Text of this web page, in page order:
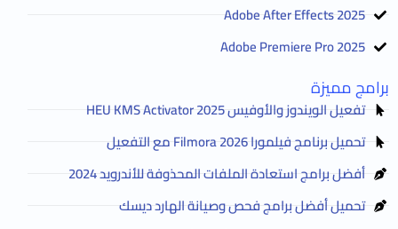
Adobe After Effects 2025
Adobe Premiere Pro 2025
برامج مميزة
تفعيل الويندوز والأوفيس HEU KMS Activator 2025
تحميل برنامج فيلمورا Filmora 2026 مع التفعيل
أفضل برامج استعادة الملفات المحذوفة للأندرويد 2024
تحميل أفضل برامج فحص وصيانة الهارد ديسك